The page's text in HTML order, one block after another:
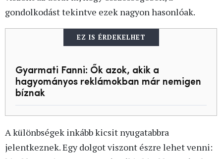
gondolkodást tekintve ezek nagyon hasonlóak.
EZ IS ÉRDEKELHET
Gyarmati Fanni: Ők azok, akik a
hagyományos reklámokban már nemigen
bíznak
A különbségek inkább kicsit nyugatabbra
jelentkeznek. Egy dolgot viszont észre lehet venni: